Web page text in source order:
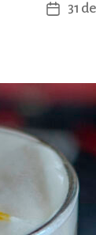
31